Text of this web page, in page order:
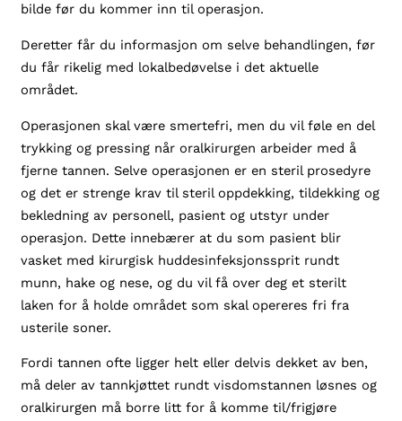
bilde før du kommer inn til operasjon.
Deretter får du informasjon om selve behandlingen, før
du får rikelig med lokalbedøvelse i det aktuelle
området.
Operasjonen skal være smertefri, men du vil føle en del
trykking og pressing når oralkirurgen arbeider med å
fjerne tannen. Selve operasjonen er en steril prosedyre
og det er strenge krav til steril oppdekking, tildekking og
bekledning av personell, pasient og utstyr under
operasjon. Dette innebærer at du som pasient blir
vasket med kirurgisk huddesinfeksjonssprit rundt
munn, hake og nese, og du vil få over deg et sterilt
laken for å holde området som skal opereres fri fra
usterile soner.
Fordi tannen ofte ligger helt eller delvis dekket av ben,
må deler av tannkjøttet rundt visdomstannen løsnes og
oralkirurgen må borre litt for å komme til/frigjøre